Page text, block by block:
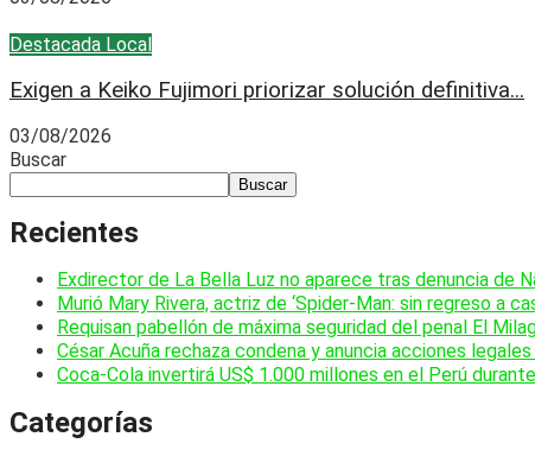
Destacada Local
Exigen a Keiko Fujimori priorizar solución definitiva...
03/08/2026
Buscar
Buscar
Recientes
Exdirector de La Bella Luz no aparece tras denuncia de
Murió Mary Rivera, actriz de ‘Spider-Man: sin regreso a
Requisan pabellón de máxima seguridad del penal El
César Acuña rechaza condena y anuncia acciones
Coca-Cola invertirá US$ 1.000 millones en el Perú
Categorías